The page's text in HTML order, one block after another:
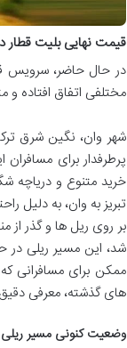
قیمت نهایی بلیت قطار
در حال حاضر، سرویس
مختلفی اتفاق افتاده و
شهر وان، نگین شرق
پرطرفدار برای
خرید متنوع و دریاچه
تبریز به وان، به دلیل
بر روی ریل ها و گذر
شد، این مسیر ریلی در
ممکن برای مسافرانی
های گذشته، معرفی دقیق
وضعیت کنونی مسیر ریلی